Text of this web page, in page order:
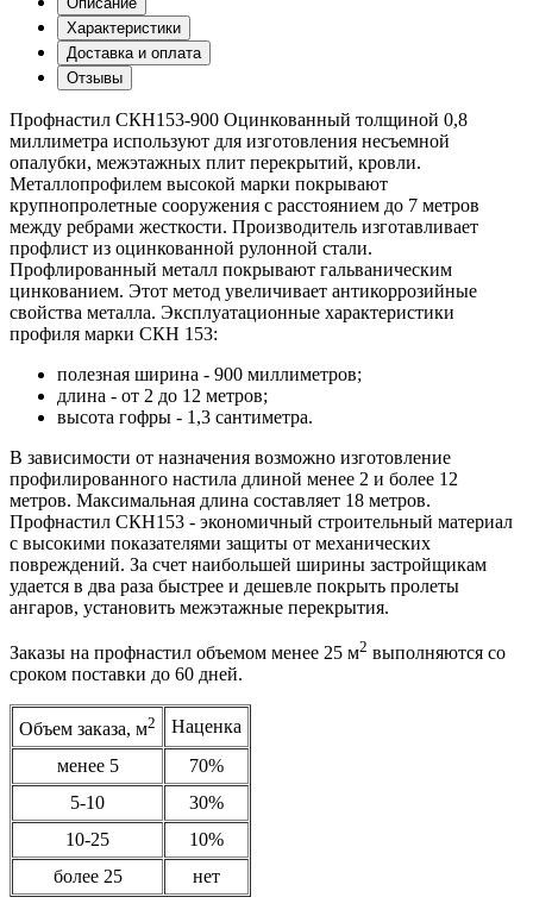
Характеристики
Доставка и оплата
Отзывы
Профнастил СКН153-900 Оцинкованный толщиной 0,8
миллиметра используют для изготовления несъемной
опалубки, межэтажных плит перекрытий, кровли.
Металлопрофилем высокой марки покрывают
крупнопролетные сооружения с расстоянием до 7 метров
между ребрами жесткости. Производитель изготавливает
профлист из оцинкованной рулонной стали.
Профлированный металл покрывают гальваническим
цинкованием. Этот метод увеличивает антикоррозийные
свойства металла. Эксплуатационные характеристики
профиля марки СКН 153:
полезная ширина - 900 миллиметров;
длина - от 2 до 12 метров;
высота гофры - 1,3 сантиметра.
В зависимости от назначения возможно изготовление
профилированного настила длиной менее 2 и более 12
метров. Максимальная длина составляет 18 метров.
Профнастил СКН153 - экономичный строительный материал
с высокими показателями защиты от механических
повреждений. За счет наибольшей ширины застройщикам
удается в два раза быстрее и дешевле покрыть пролеты
ангаров, установить межэтажные перекрытия.
Заказы на профнастил объемом менее 25 м2 выполняются со
сроком поставки до 60 дней.
Объем заказа, м2
Наценка
менее 5
70%
5-10
30%
10-25
10%
более 25
нет